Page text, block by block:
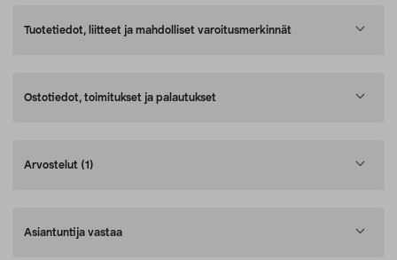
Tuotetiedot, liitteet ja mahdolliset varoitusmerkinnät
Ostotiedot, toimitukset ja palautukset
Arvostelut (1)
Asiantuntija vastaa